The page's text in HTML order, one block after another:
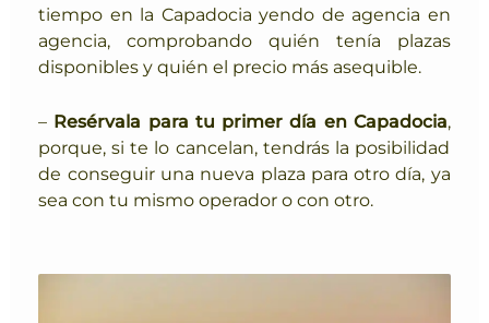
tiempo en la Capadocia yendo de agencia en
agencia, comprobando quién tenía plazas
disponibles y quién el precio más asequible.
– Resérvala para tu primer día en Capadocia,
porque, si te lo cancelan, tendrás la posibilidad
de conseguir una nueva plaza para otro día, ya
sea con tu mismo operador o con otro.